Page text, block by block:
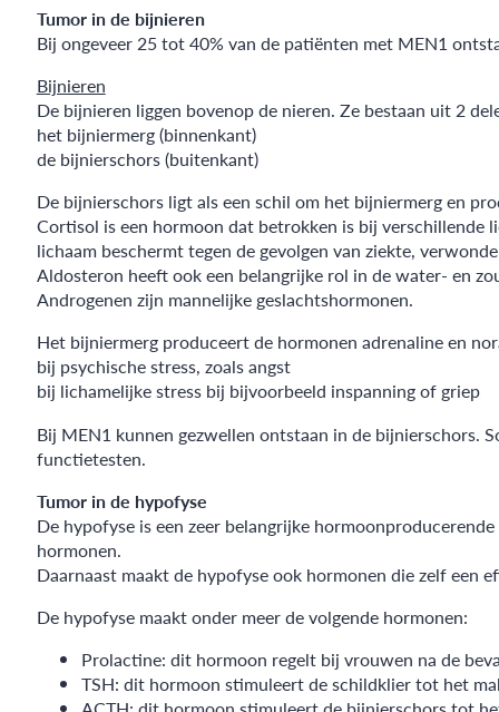
Tumor in de bijnieren
Bij ongeveer 25 tot 40% van de patiënten met MEN1
Bijnieren
De bijnieren liggen bovenop de nieren. Ze bestaan uit 2
het bijniermerg (binnenkant)
de bijnierschors (buitenkant)
De bijnierschors ligt als een schil om het bijniermerg en
Cortisol is een hormoon dat betrokken is bij verschillende
lichaam beschermt tegen de gevolgen van ziekte,
Aldosteron heeft ook een belangrijke rol in de water- en
Androgenen zijn mannelijke geslachtshormonen.
Het bijniermerg produceert de hormonen adrenaline en
bij psychische stress, zoals angst
bij lichamelijke stress bij bijvoorbeeld inspanning of griep
Bij MEN1 kunnen gezwellen ontstaan in de bijnierschors.
functietesten.
Tumor in de hypofyse
De hypofyse is een zeer belangrijke
hormonen.
Daarnaast maakt de hypofyse ook hormonen die zelf een
De hypofyse maakt onder meer de volgende hormonen:
Prolactine: dit hormoon regelt bij vrouwen na de
TSH: dit hormoon stimuleert de schildklier tot het